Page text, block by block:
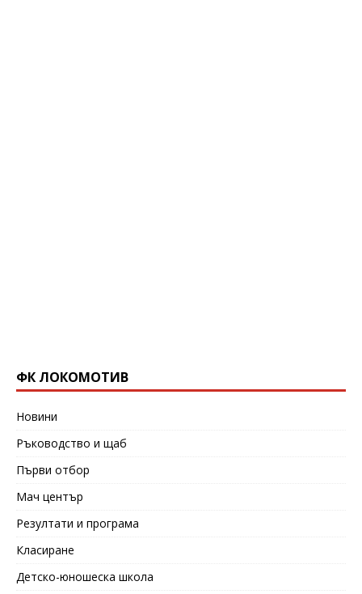
ФК ЛОКОМОТИВ
Новини
Ръководство и щаб
Първи отбор
Мач център
Резултати и програма
Класиране
Детско-юношеска школа